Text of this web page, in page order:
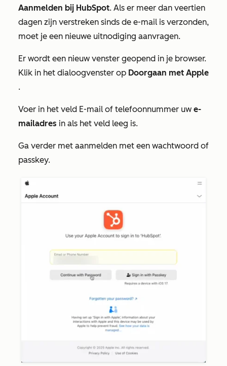
Aanmelden bij HubSpot. Als er meer dan veertien
dagen zijn verstreken sinds de e-mail is verzonden,
moet je een nieuwe uitnodiging aanvragen.
Er wordt een nieuw venster geopend in je browser.
Klik in het dialoogvenster op Doorgaan met Apple
.
Voer in het veld E-mail of telefoonnummer uw e-
mailadres in als het veld leeg is.
Ga verder met aanmelden met een wachtwoord of
passkey.